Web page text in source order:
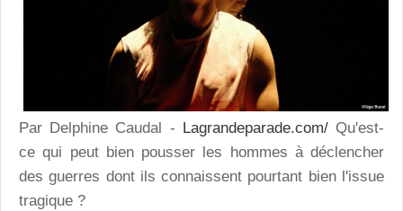
Par Delphine Caudal - Lagrandeparade.com/Qu'est-
ce qui peut bien pousser les hommes à déclencher
des guerres dont ils connaissent pourtant bien l'issue
tragique ?